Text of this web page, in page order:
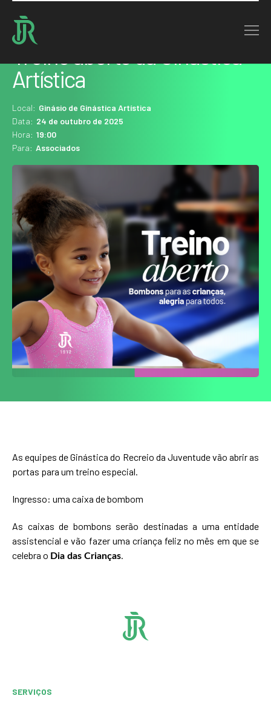
Home : Agenda
Artística
Local: Ginásio de Ginástica Artística
Data: 24 de outubro de 2025
Hora: 19:00
Para: Associados
As equipes de Ginástica do Recreio da Juventude vão abrir as
portas para um treino especial.
Ingresso: uma caixa de bombom
As caixas de bombons serão destinadas a uma entidade
assistencial e vão fazer uma criança feliz no mês em que se
celebra o Dia das Crianças.
SERVIÇOS